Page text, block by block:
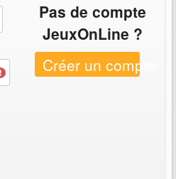
Pas de compte
JeuxOnLine ?
Créer un compte